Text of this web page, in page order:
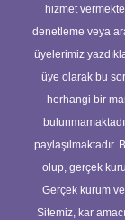
hizmet
denetleme veya
üyelerimiz
üye olarak bu
herhangi bir
paylaşılmaktadır.
olup, gerçek
Gerçek kurum
Sitemiz, kar